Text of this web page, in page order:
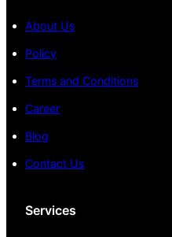
About Us
Policy
Terms and Conditions
Career
Blog
Contact Us
Services